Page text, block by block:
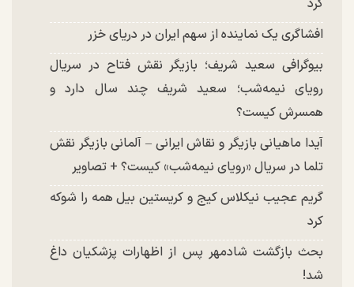
کرد
افشاگری یک نماینده از سهم ایران در دریای خزر
بیوگرافی سعید شریف؛ بازیگر نقش فتاح در سریال
رویای نیمه‌شب؛ سعید شریف چند سال دارد و
همسرش کیست؟
آیدا ماهیانی بازیگر و نقاش ایرانی – آلمانی بازیگر نقش
تلما در سریال «رویای نیمه‌شب» کیست؟ + تصاویر
گریم عجیب نیکلاس کیج و کریستین بیل همه را شوکه
کرد
بحث بازگشت شادمهر پس از اظهارات پزشکیان داغ
شد!